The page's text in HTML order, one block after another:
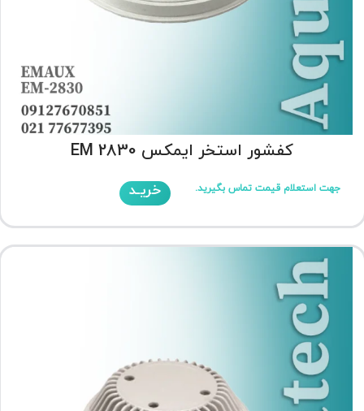
کفشور استخر ایمکس EM 2830
جهت استعلام قیمت تماس بگیرید. خریـد